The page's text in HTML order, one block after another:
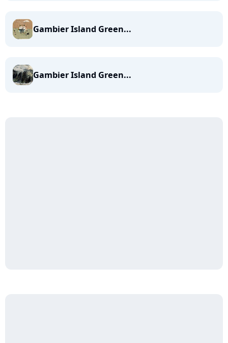
Gambier Island Green...
Gambier Island Green...